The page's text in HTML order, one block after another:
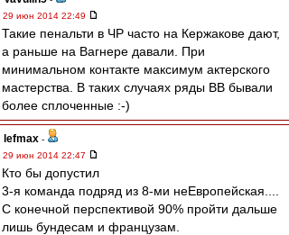
29 июн 2014 22:49
Такие пенальти в ЧР часто на Кержакове дают,
а раньше на Вагнере давали. При
минимальном контакте максимум актерского
мастерства. В таких случаях ряды ВВ бывали
более сплоченные :-)
lefmax -
29 июн 2014 22:47
Кто бы допустил
3-я команда подряд из 8-ми неЕвропейская....
С конечной перспективой 90% пройти дальше
лишь бундесам и французам.